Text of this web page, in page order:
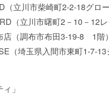
（立川市柴崎町2-2-18グロ
（立川市曙町2－10－12
店（調布市布田3-19-8 1階）
（埼玉県入間市東町1-7-13
」